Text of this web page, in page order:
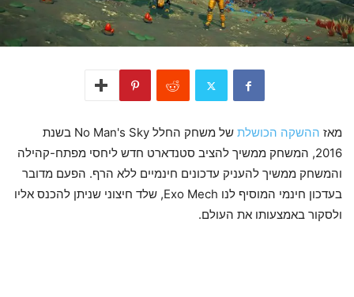
מאז ההשקה הכושלת
של משחק החלל No Man's Sky בשנת
2016, המשחק ממשיך להציב סטנדארט חדש ליחסי מפתח-קהילה
והמשחק ממשיך להעניק עדכונים חינמיים ללא הרף. הפעם מדובר
בעדכון חינמי המוסיף לנו Exo Mech, שלד חיצוני שניתן להכנס אליו
ולסקור באמצעותו את העולם.